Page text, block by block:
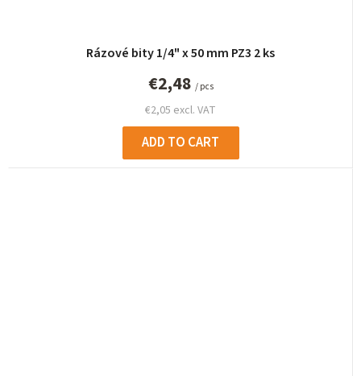
Rázové bity 1/4" x 50 mm PZ3 2 ks
€2,05 excl. VAT
€2,48 / pcs
ADD TO CART